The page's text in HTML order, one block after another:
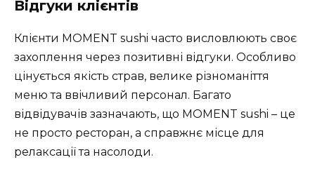
Відгуки клієнтів
Клієнти MOMENT sushi часто висловлюють своє
захоплення через позитивні відгуки. Особливо
цінується якість страв, велике різноманіття
меню та ввічливий персонал. Багато
відвідувачів зазначають, що MOMENT sushi – це
не просто ресторан, а справжнє місце для
релаксації та насолоди.